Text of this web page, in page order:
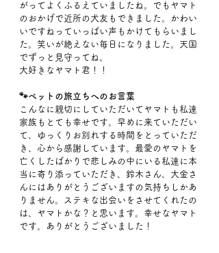
がってよくふるえていましたね。でもヤマト
のおかげで近所の犬友もできました。かわい
いですねっていっぱい声もかけてもらいまし
た。笑いが絶えない毎日になりました。天国
でずっと見守ってね。
大好きなヤマト君！！
🐾ペットの旅立ちへのお言葉
こんなに親切にしていただいてヤマトも私達
家族もとても幸せです。早めに来ていただい
て、ゆっくりお別れする時間をとっていただ
き、心から感謝しています。最愛のヤマトを
亡くしたばかりで悲しみの中にいる私達に本
当に寄り添っていただき、鈴木さん、大金さ
んにはありがとうございますの気持ちしかあ
りません。ステキな出会いをさせてくれたの
は、ヤマトかな？と思います。幸せなヤマト
です。ありがとうございました！